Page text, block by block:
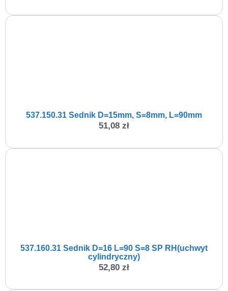
537.150.31 Sednik D=15mm, S=8mm, L=90mm
51,08 zł
537.160.31 Sednik D=16 L=90 S=8 SP RH(uchwyt
cylindryczny)
52,80 zł